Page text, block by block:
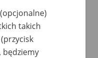
takich
będziemy